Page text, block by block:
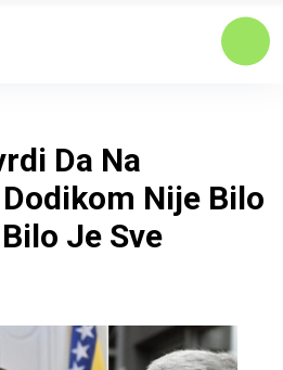
Da Na
Nije Bilo
Je Sve